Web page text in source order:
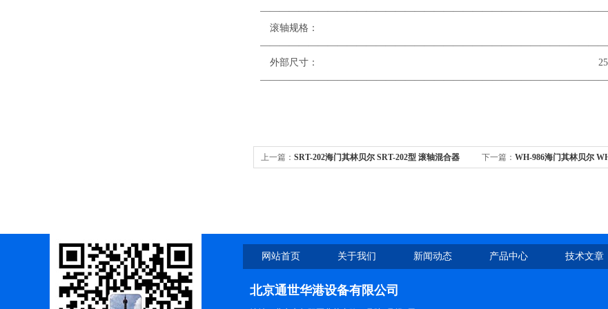
滚轴规格：
外部尺寸：
上一篇： SRT-202海门其林贝尔 SRT-202型 滚轴混合器 下一篇： WH-986海门其林贝尔
网站首页 关于我们 新闻动态 产品中心 技术文章
北京通世华港设备有限公司